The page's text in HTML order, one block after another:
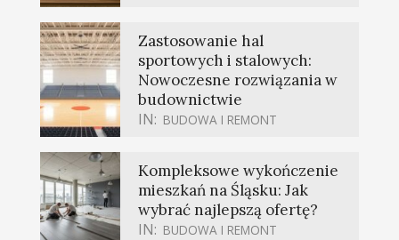
Zastosowanie hal
sportowych i stalowych:
Nowoczesne rozwiązania w
budownictwie
IN: BUDOWA I REMONT
Kompleksowe wykończenie
mieszkań na Śląsku: Jak
wybrać najlepszą ofertę?
IN: BUDOWA I REMONT